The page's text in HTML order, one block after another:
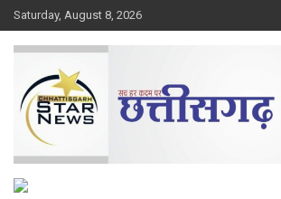
Skip
to
content
Saturday, August 8, 2026
Chhattisgarh Star